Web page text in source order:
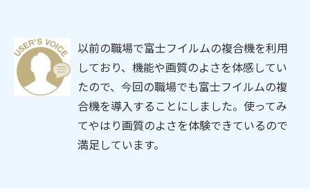
以前の職場で富士フイルムの複合機を利用
しており、機能や画質のよさを体感してい
たので、今回の職場でも富士フイルムの複
合機を導入することにしました。使ってみ
てやはり画質のよさを体験できているので
満足しています。